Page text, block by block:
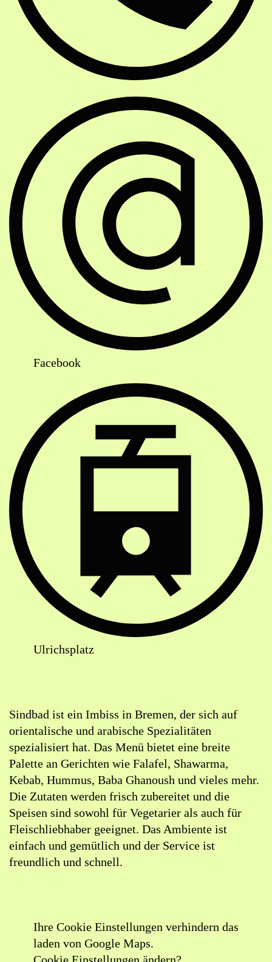
Soziale Netzwerke
Facebook
Strassenbahn Haltestelle
Ulrichsplatz
in
Google
Maps
öffnen
(externer
Link)
Sindbad ist ein Imbiss in Bremen, der sich auf
orientalische und arabische Spezialitäten
spezialisiert hat. Das Menü bietet eine breite
Palette an Gerichten wie Falafel, Shawarma,
Kebab, Hummus, Baba Ghanoush und vieles mehr.
Die Zutaten werden frisch zubereitet und die
Speisen sind sowohl für Vegetarier als auch für
Fleischliebhaber geeignet. Das Ambiente ist
einfach und gemütlich und der Service ist
freundlich und schnell.
Ihre Cookie Einstellungen verhindern das
laden von Google Maps.